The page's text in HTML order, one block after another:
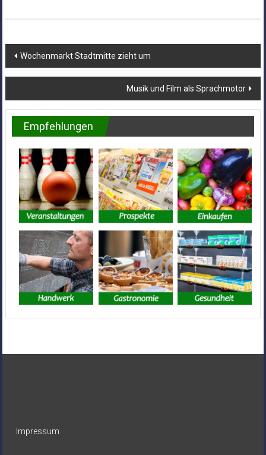
Beitragsnavigation
Wochenmarkt Stadtmitte zieht um
Musik und Film als Sprachmotor
Empfehlungen
Impressum